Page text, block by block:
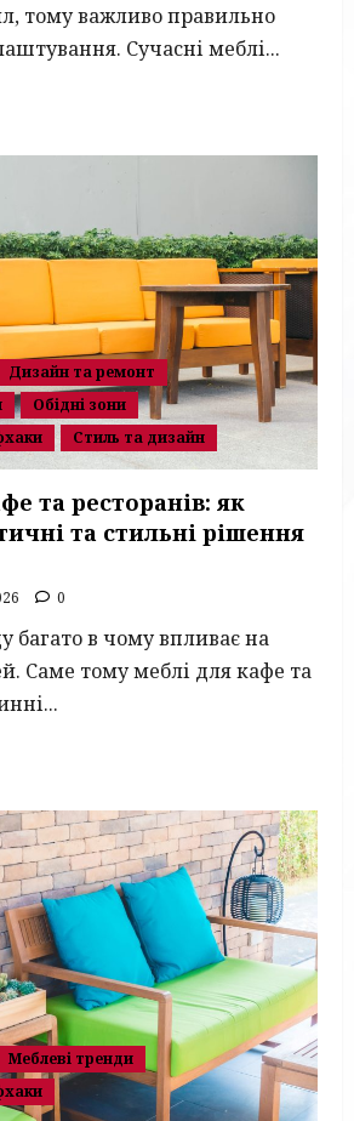
тому важливо правильно
Сучасні меблі...
Дизайн та ремонт
Обідні зони
Стиль та дизайн
та ресторанів: як
та стильні рішення
0
багато в чому впливає на
Саме тому меблі для кафе та
Меблеві тренди